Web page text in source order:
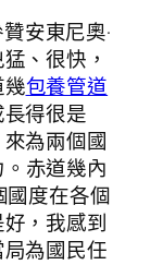
安東尼奧·
、很快，
包養管道
得很是
為兩個國
赤道幾內
國度在各個
，我感到
為國民任